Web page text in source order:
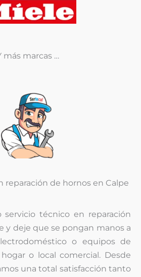
más marcas …
reparación de hornos en Calpe
servicio técnico en reparación
y deje que se pongan manos a
o equipos de
o local comercial. Desde
una total satisfacción tanto